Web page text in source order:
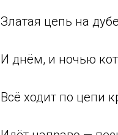
Златая цепь на
И днём, и ночью
Всё ходит по цепи